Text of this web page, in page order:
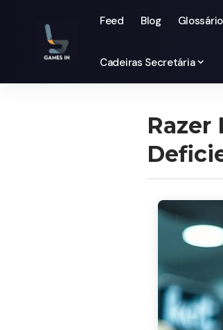
Feed Blog Glossário
Cadeiras Secretária
Razer